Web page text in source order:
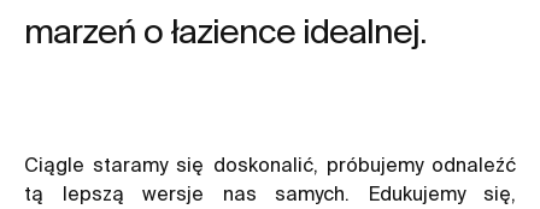
marzeń o łazience idealnej.
Ciągle staramy się doskonalić, próbujemy odnaleźć
tą lepszą wersje nas samych. Edukujemy się,